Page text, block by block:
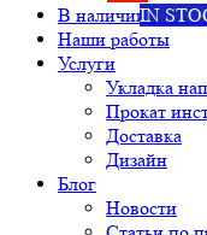
В наличииIN
Наши работы
Услуги
Укладка
Прокат
Доставка
Дизайн
Блог
Новости